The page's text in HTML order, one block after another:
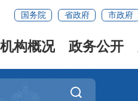
国务院 省政府 市政府
机构概况 政务公开